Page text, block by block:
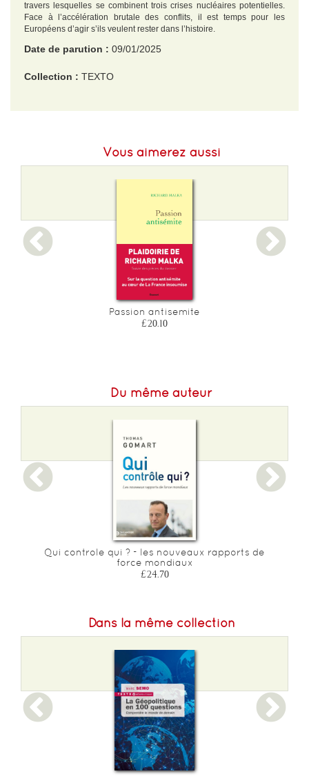
travers lesquelles se combinent trois crises nucléaires potentielles.
Face à l’accélération brutale des conflits, il est temps pour les
Européens d’agir s’ils veulent rester dans l’histoire.
Date de parution : 09/01/2025
Collection : TEXTO
Vous aimerez aussi
Passion antisemite
£20.10
Du même auteur
Qui controle qui ? - les nouveaux rapports de
force mondiaux
£24.70
Dans la même collection